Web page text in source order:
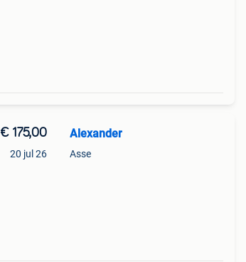
€ 175,00
20 jul 26
Alexander
Asse